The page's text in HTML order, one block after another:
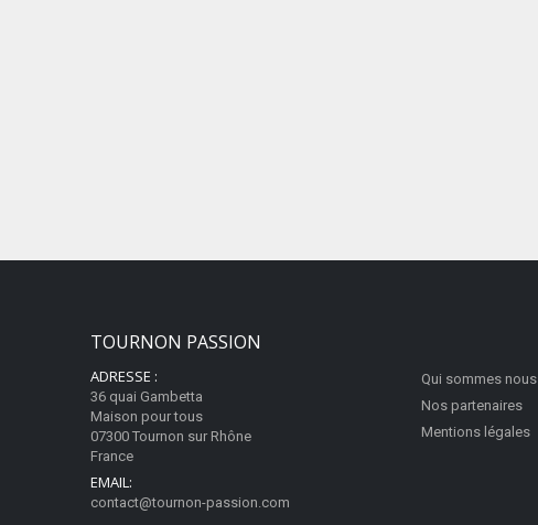
TOURNON PASSION
ADRESSE :
36 quai Gambetta
Maison pour tous
07300 Tournon sur Rhône
France
EMAIL:
contact@tournon-passion.com
Qui sommes nous
Nos partenaires
Mentions légales